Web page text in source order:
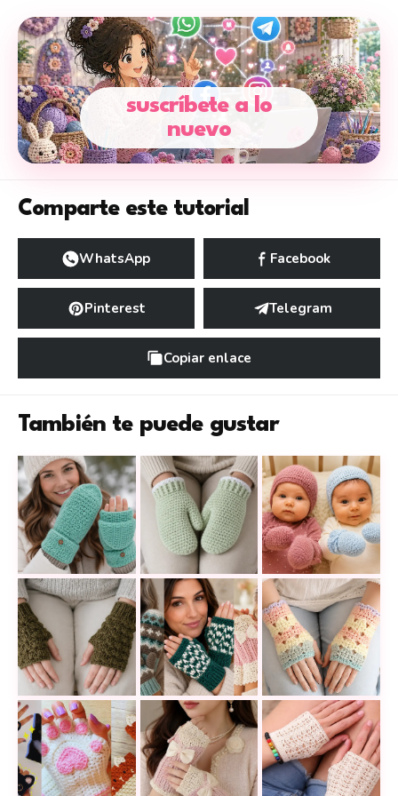
suscríbete a lo
nuevo
Comparte este tutorial
WhatsApp Facebook
Pinterest Telegram
Copiar enlace
También te puede gustar
Mitones a crochet con capa removible para
Mitones verde agua a crochet
Mitones de bebé
Mitones a crochet fáciles y rápidos para mantener
Estos guantes y mitones a
Unos mitones a